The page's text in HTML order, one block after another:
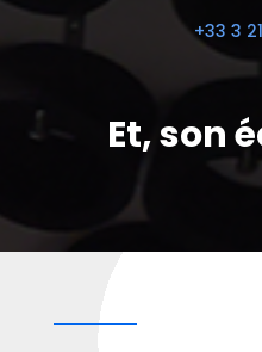
+33 3
Et, son